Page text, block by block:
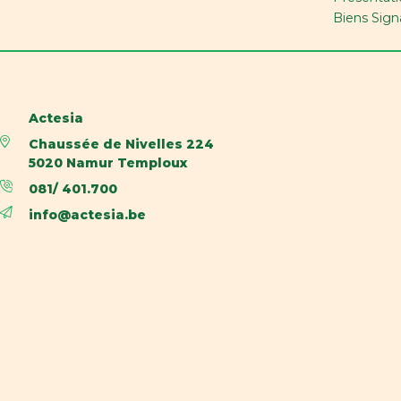
Biens
Actesia
Chaussée de Nivelles 224
5020 Namur Temploux
081/ 401.700
info@actesia.be